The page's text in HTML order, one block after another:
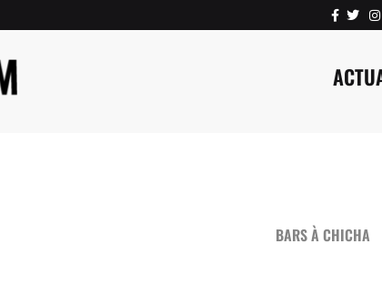
BARS À CHICHA